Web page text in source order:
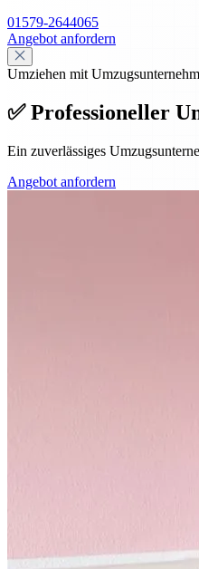
01579-2644065
Angebot anfordern
Umziehen mit
✅ Professioneller
Ein zuverlässiges
Angebot anfordern